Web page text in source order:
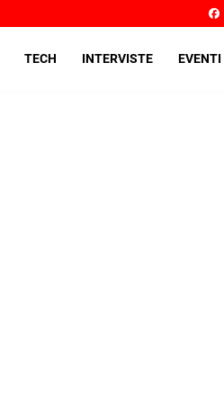
TECH INTERVISTE EVENTI